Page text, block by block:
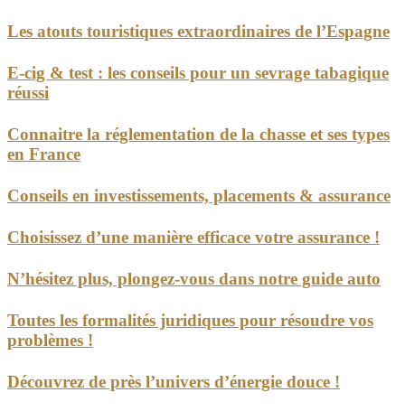
Les atouts touristiques extraordinaires de l’Espagne
E-cig & test : les conseils pour un sevrage tabagique
réussi
Connaitre la réglementation de la chasse et ses types
en France
Conseils en investissements, placements & assurance
Choisissez d’une manière efficace votre assurance !
N’hésitez plus, plongez-vous dans notre guide auto
Toutes les formalités juridiques pour résoudre vos
problèmes !
Découvrez de près l’univers d’énergie douce !